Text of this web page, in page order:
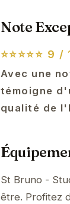
Note
⭐⭐⭐⭐⭐ 9 /
Avec une
témoigne
qualité de
St Bruno -
être. Profitez